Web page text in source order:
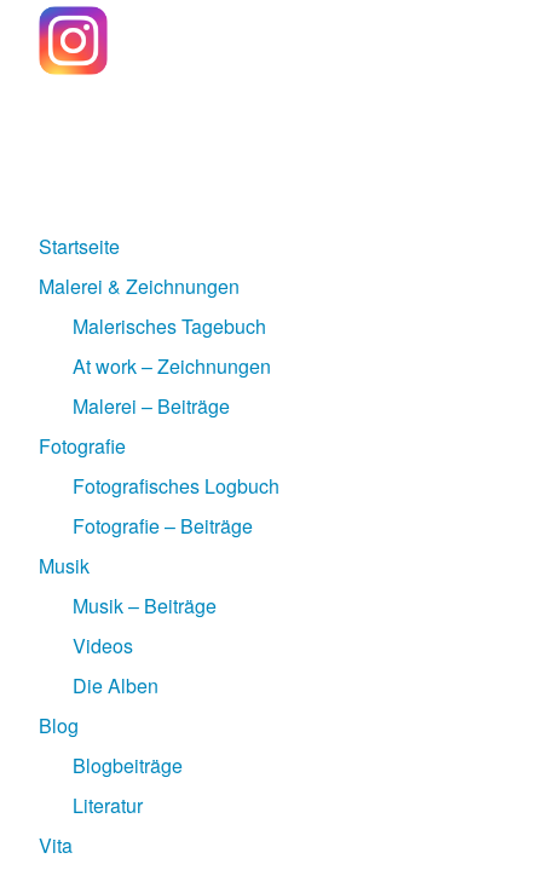
Startseite
Malerei & Zeichnungen
Malerisches Tagebuch
At work – Zeichnungen
Malerei – Beiträge
Fotografie
Fotografisches Logbuch
Fotografie – Beiträge
Musik
Musik – Beiträge
Videos
Die Alben
Blog
Blogbeiträge
Literatur
Vita